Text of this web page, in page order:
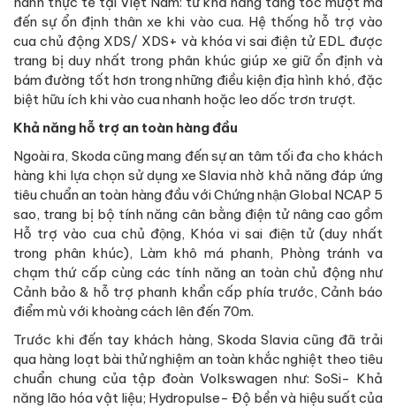
đến sự ổn định thân xe khi vào cua. Hệ thống hỗ trợ vào
cua chủ động XDS/ XDS+ và khóa vi sai điện tử EDL được
trang bị duy nhất trong phân khúc giúp xe giữ ổn định và
bám đường tốt hơn trong những điều kiện địa hình khó, đặc
biệt hữu ích khi vào cua nhanh hoặc leo dốc trơn trượt.
Khả năng hỗ trợ an toàn hàng đầu
Ngoài ra, Skoda cũng mang đến sự an tâm tối đa cho khách
hàng khi lựa chọn sử dụng xe Slavia nhờ khả năng đáp ứng
tiêu chuẩn an toàn hàng đầu với Chứng nhận Global NCAP 5
sao, trang bị bộ tính năng cân bằng điện tử nâng cao gồm
Hỗ trợ vào cua chủ động, Khóa vi sai điện tử (duy nhất
trong phân khúc), Làm khô má phanh, Phòng tránh va
chạm thứ cấp cùng các tính năng an toàn chủ động như
Cảnh bảo & hỗ trợ phanh khẩn cấp phía trước, Cảnh báo
điểm mù với khoàng cách lên đến 70m.
Trước khi đến tay khách hàng, Skoda Slavia cũng đã trải
qua hàng loạt bài thử nghiệm an toàn khắc nghiệt theo tiêu
chuẩn chung của tập đoàn Volkswagen như: SoSi- Khả
năng lão hóa vật liệu; Hydropulse- Độ bền và hiệu suất của